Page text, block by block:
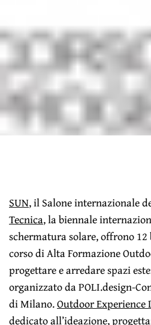
SUN, il Salone internazionale
Tecnica, la biennale
schermatura solare, offrono
corso di Alta Formazione
progettare e arredare spazi
organizzato da POLI.design-
di Milano.Outdoor Experience
dedicato all’ideazione,